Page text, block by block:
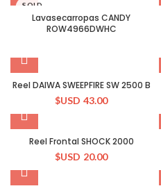
SOLD
OUTLavasecarropas CANDY
ROW4966DWHC
Reel DAIWA SWEEPFIRE SW 2500 B
$USD 43.00
Reel Frontal SHOCK 2000
$USD 20.00